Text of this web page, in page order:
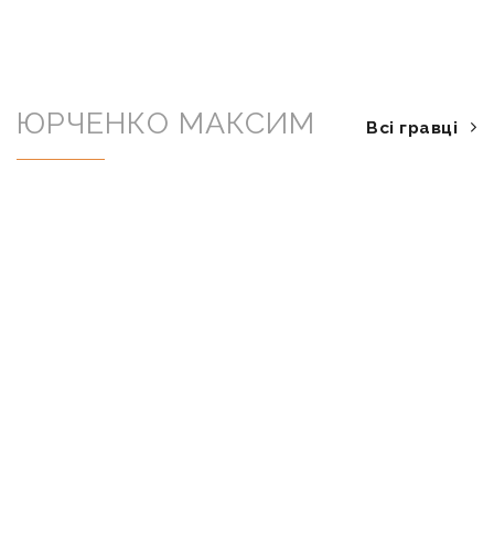
ЮРЧЕНКО МАКСИМ Всі гравці